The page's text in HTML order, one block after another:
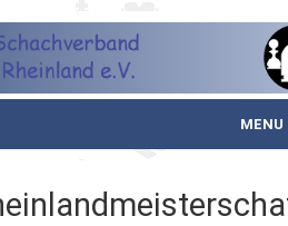
MENU